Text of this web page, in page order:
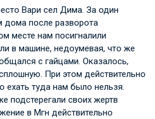
Вари сел Дима. За один
дома после разворота
месте нам посигналили
в машине, недоумевая, что же
с гайцами. Оказалось,
При этом действительно
ехать туда нам было нельзя.
подстерегали своих жертв
в Мгн действительно